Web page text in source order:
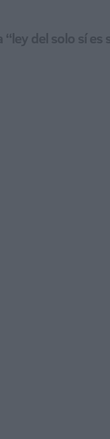
del solo sí es